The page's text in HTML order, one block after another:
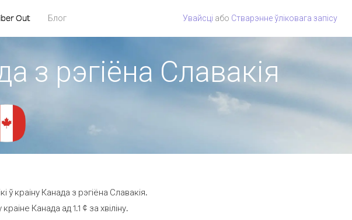
Out Блог Увайсці або Стварэнне ўліковага запісу
з рэгіёна Славакія
краіну Канада з рэгіёна Славакія.
Канада ад 1.1 ¢ за хвіліну.